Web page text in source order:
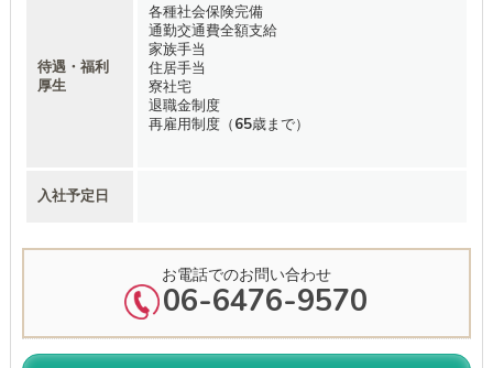
待遇・福利
厚生
各種社会保険完備
通勤交通費全額支給
家族手当
住居手当
寮社宅
退職金制度
再雇用制度（65歳まで）
入社予定日
お電話でのお問い合わせ
06-6476-9570